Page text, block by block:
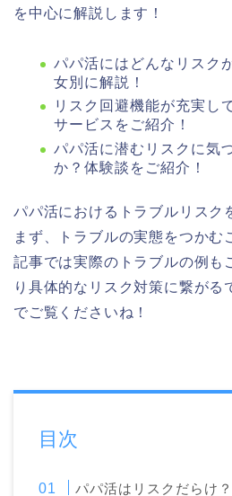
を中心に解説します！
パパ活にはどんなリスク
女別に解説！
リスク回避機能が充実し
サービスをご紹介！
パパ活に潜むリスクに気
か？体験談をご紹介！
パパ活におけるトラブルリスク
まず、トラブルの実態をつかむ
記事では実際のトラブルの例も
り具体的なリスク対策に繋がる
でご覧くださいね！
目次
パパ活はリスクだらけ